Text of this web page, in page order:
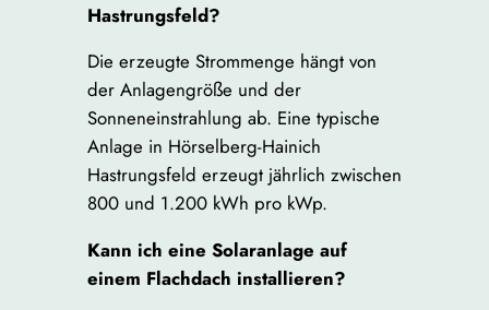
Hastrungsfeld?
Die erzeugte Strommenge hängt von
der Anlagengröße und der
Sonneneinstrahlung ab. Eine typische
Anlage in Hörselberg-Hainich
Hastrungsfeld erzeugt jährlich zwischen
800 und 1.200 kWh pro kWp.
Kann ich eine Solaranlage auf
einem Flachdach installieren?